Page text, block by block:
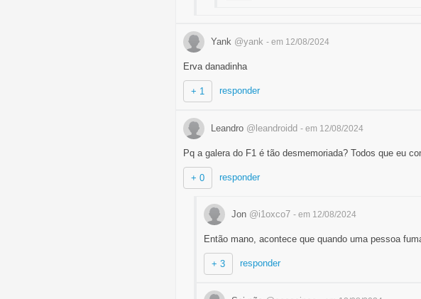
Yank @yank - em 12/08/2024
Erva danadinha
+ 1 responder
Leandro @leandroidd - em 12/08/2024
Pq a galera do F1 é tão desmemoriada? Todos que eu
+ 0 responder
Jon @i1oxco7 - em 12/08/2024
Então mano, acontece que quando uma pessoa
+ 3 responder